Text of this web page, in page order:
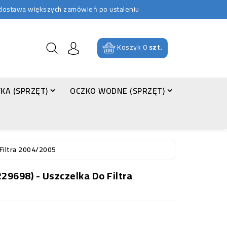
większych zamówień po ustaleniu
Koszyk0szt.
(SPRZĘT)
OCZKO WODNE (SPRZĘT)
2004/2005
- Uszczelka Do Filtra